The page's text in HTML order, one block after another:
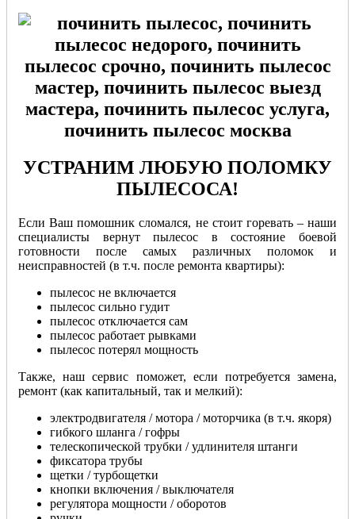
УСТРАНИМ ЛЮБУЮ ПОЛОМКУ
ПЫЛЕСОСА!
Если Ваш помошник сломался, не стоит горевать – наши
специалисты вернут пылесос в состояние боевой
готовности после самых различных поломок и
неисправностей (в т.ч. после ремонта квартиры):
пылесос не включается
пылесос сильно гудит
пылесос отключается сам
пылесос работает рывками
пылесос потерял мощность
Также, наш сервис поможет, если потребуется замена,
ремонт (как капитальный, так и мелкий):
электродвигателя / мотора / моторчика (в т.ч. якоря)
гибкого шланга / гофры
телескопической трубки / удлинителя штанги
фиксатора трубы
щетки / турбощетки
кнопки включения / выключателя
регулятора мощности / оборотов